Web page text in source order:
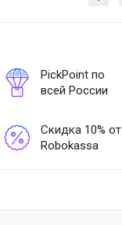
PickPoint по
всей России
Скидка 10% от
Robokassa